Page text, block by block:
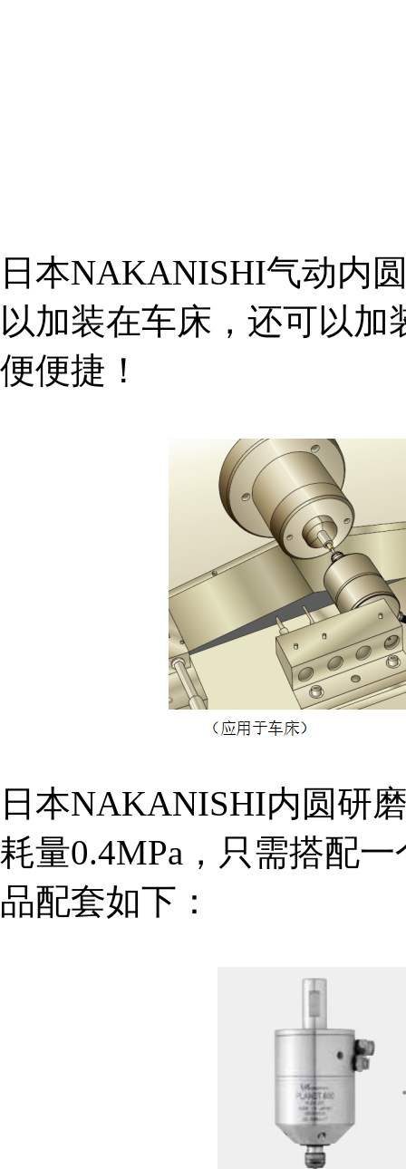
日本NAKANISHI气动内
以加装在车床，还可以
便便捷！
日本NAKANISHI内圆研
耗量0.4MPa，只需搭配
品配套如下：